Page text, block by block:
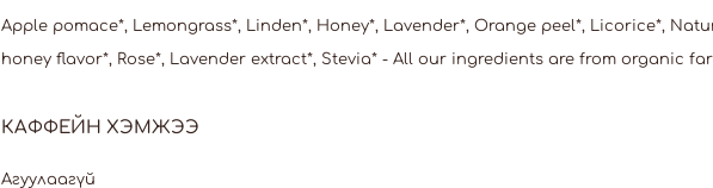
Apple pomace*, Lemongrass*, Linden*, Honey*, Lavender*, Orange peel*, Licorice*,
honey flavor*, Rose*, Lavender extract*, Stevia* - All our ingredients are from organic
КАФФЕЙН ХЭМЖЭЭ
Агуулаагүй